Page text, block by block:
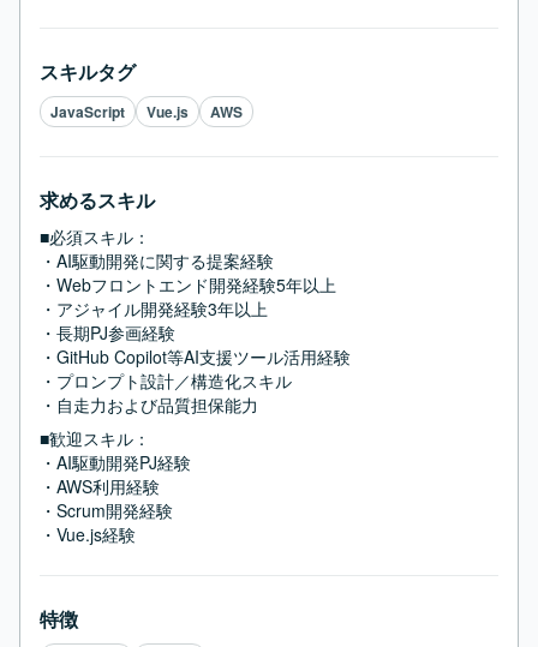
スキルタグ
JavaScript Vue.js AWS
求めるスキル
■必須スキル：
・AI駆動開発に関する提案経験
・Webフロントエンド開発経験5年以上
・アジャイル開発経験3年以上
・長期PJ参画経験
・GitHub Copilot等AI支援ツール活用経験
・プロンプト設計／構造化スキル
・自走力および品質担保能力
■歓迎スキル：
・AI駆動開発PJ経験
・AWS利用経験
・Scrum開発経験
・Vue.js経験
特徴